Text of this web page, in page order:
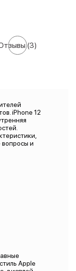
(3)
iPhone 12
и
Apple